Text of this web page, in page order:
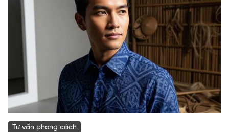
Tư vấn phong cách